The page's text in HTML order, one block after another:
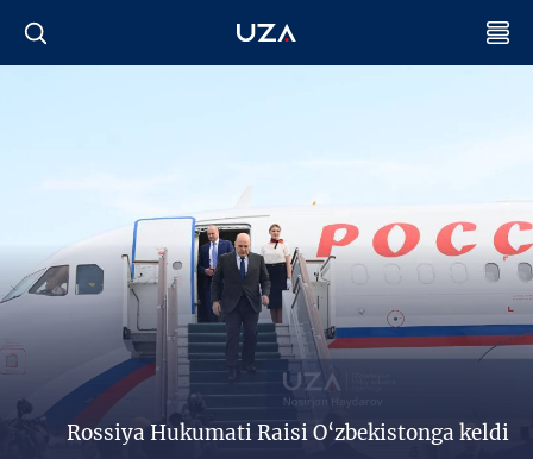
Rossiya Hukumati Raisi O‘zbekistonga keldi